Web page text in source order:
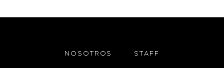
NOSOTROS STAFF